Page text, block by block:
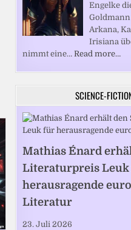
Engelke
Goldmann
Arkana,
Irisiana
nimmt eine… Read more…
SCIENCE-
Mathias Énard
Literaturpreis
herausragende
Literatur
23. Juli 2026